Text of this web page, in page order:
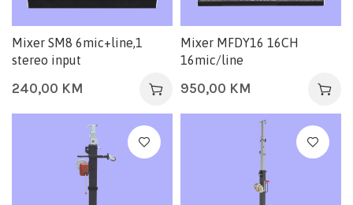
Mixer SM8 6mic+line,1
stereo input
240,00 KM
Mixer MFDY16 16CH
16mic/line
950,00 KM